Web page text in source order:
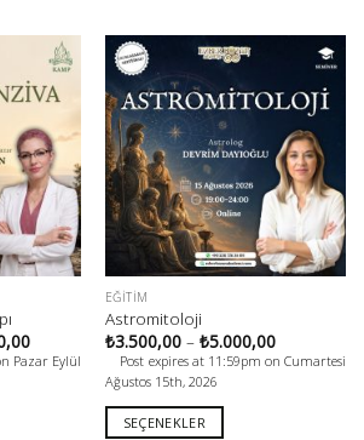
Fiyat
aralığı:
₺25.000,00
₺26.500,00
Pazar Eylül
EĞITIM
Astromitoloji
₺3.500,00 – ₺5.000,00Fiyat
aralığı:
₺3.500,00
Post expires at 11:59pm on Cumartesi
Ağustos 15th, 2026
SEÇENEKLER
Bu
ürünün
birden
fazla
varyasyonu
var.